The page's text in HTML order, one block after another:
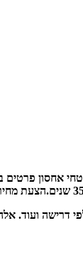
פרטים